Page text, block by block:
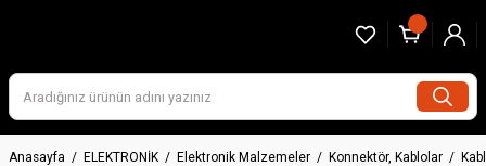
Anasayfa ELEKTRONİK Elektronik Malzemeler Konnektör, Kablolar